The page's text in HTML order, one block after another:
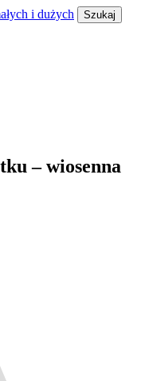
Szukaj
– wiosenna